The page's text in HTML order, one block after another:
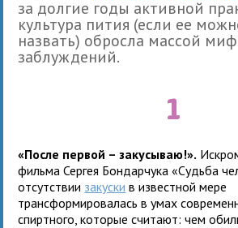
за долгие годы активной
культура пития (если ее
назвать) обросла массой
заблуждений.
1
«После первой – закусываю!».
фильма Сергея Бондарчука «Судьба
отсутствии закуски в известной мере
трансформировалась в умах
спиртного, которые считают: чем